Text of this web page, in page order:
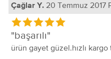
Çağlar Y. 20 Temmuz 2017
başarılı
ürün gayet güzel.hızlı